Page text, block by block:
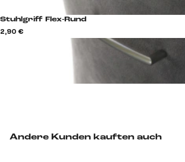
Andere Kunden kauften auch
Stuhlgriff Flex-Rund
2,90 €